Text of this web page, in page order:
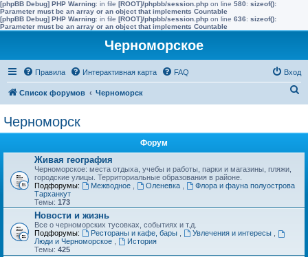
[phpBB Debug] PHP Warning: in file [ROOT]/phpbb/session.php on line 580: sizeof():
Parameter must be an array or an object that implements Countable
[phpBB Debug] PHP Warning: in file [ROOT]/phpbb/session.php on line 636: sizeof():
Parameter must be an array or an object that implements Countable
Черноморское
Правила Интерактивная карта FAQ Вход
Список форумов Черноморск
Черноморск
Форум
Живая география
Черноморское: места отдыха, учебы и работы, парки и магазины, пляжи,
городские улицы. Территориальные образования в районе.
Подфорумы:
Межводное Оленевка
Флора и фауна полуострова
Тарханкут
Темы: 173
Новости и жизнь
Все о черноморских тусовках, событиях и т.д.
Подфорумы:
Рестораны и кафе, бары Увлечения и интересы
Люди и Черноморское
История
Темы: 425